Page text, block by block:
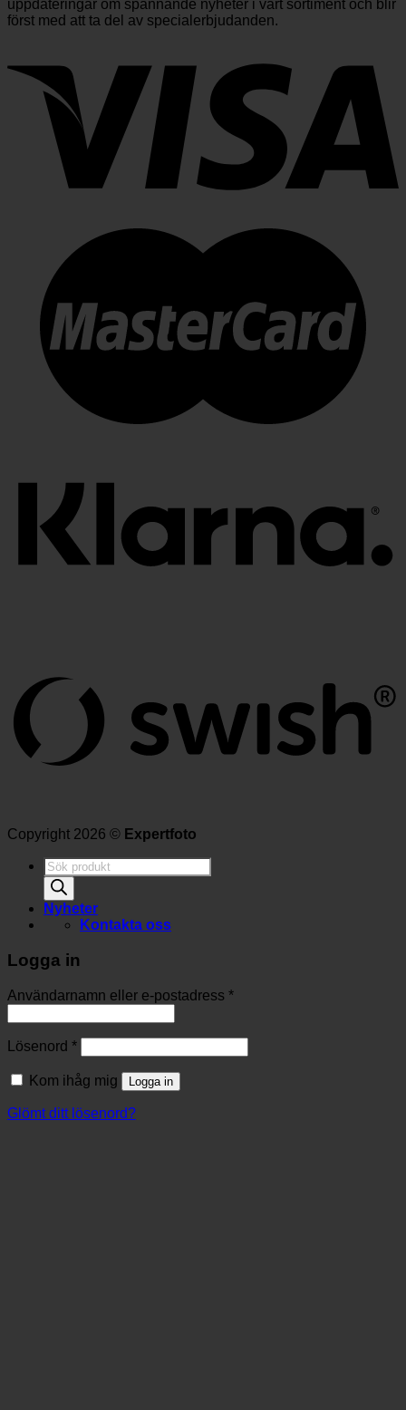
uppdateringar om spännande nyheter i vårt sortiment och blir
först med att ta del av specialerbjudanden.
Copyright 2026 © Expertfoto
Produktsökning
Nyheter
Kontakta oss
Logga in
Användarnamn eller e-postadress *
Lösenord *
Kom ihåg mig Logga in
Glömt ditt lösenord?